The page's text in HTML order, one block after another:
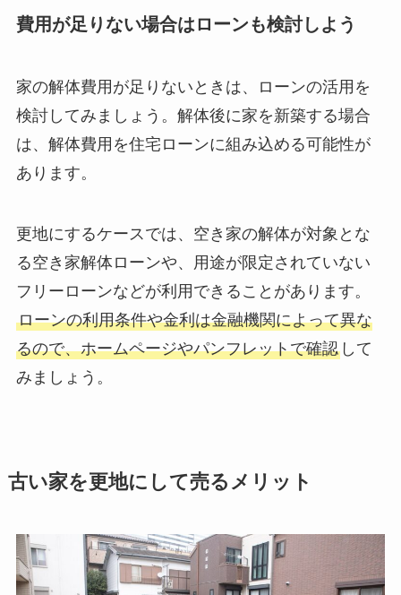
費用が足りない場合はローンも検討しよう
家の解体費用が足りないときは、ローンの活用を
検討してみましょう。解体後に家を新築する場合
は、解体費用を住宅ローンに組み込める可能性が
あります。
更地にするケースでは、空き家の解体が対象とな
る空き家解体ローンや、用途が限定されていない
フリーローンなどが利用できることがあります。
ローンの利用条件や金利は金融機関によって異な
るので、ホームページやパンフレットで確認して
みましょう。
古い家を更地にして売るメリット